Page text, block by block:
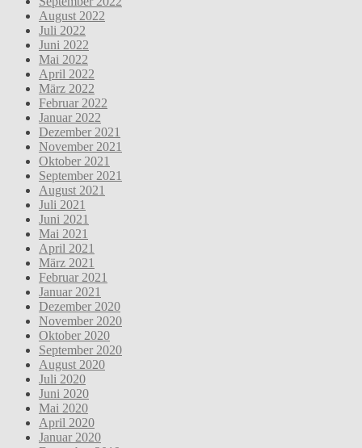
August 2022
Juli 2022
Juni 2022
Mai 2022
April 2022
März 2022
Februar 2022
Januar 2022
Dezember 2021
November 2021
Oktober 2021
September 2021
August 2021
Juli 2021
Juni 2021
Mai 2021
April 2021
März 2021
Februar 2021
Januar 2021
Dezember 2020
November 2020
Oktober 2020
September 2020
August 2020
Juli 2020
Juni 2020
Mai 2020
April 2020
Januar 2020